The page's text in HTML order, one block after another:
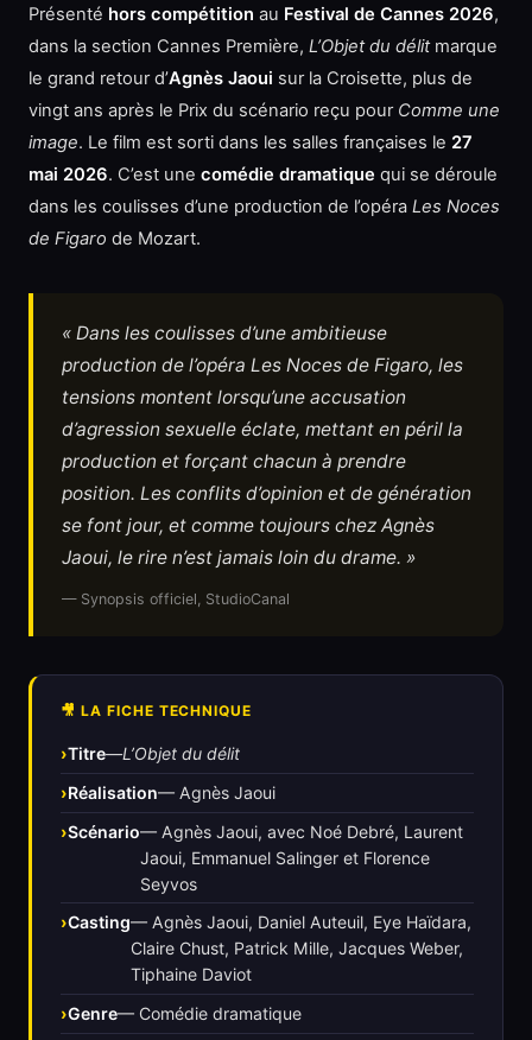
Présenté hors compétition au Festival de Cannes 2026,
dans la section Cannes Première, L’Objet du délitmarque
le grand retour d’Agnès Jaoui sur la Croisette, plus de
vingt ans après le Prix du scénario reçu pour Comme une
image. Le film est sorti dans les salles françaises le 27
mai 2026. C’est une comédie dramatique qui se déroule
dans les coulisses d’une production de l’opéra Les Noces
de Figaro de Mozart.
« Dans les coulisses d’une ambitieuse
production de l’opéra Les Noces de Figaro, les
tensions montent lorsqu’une accusation
d’agression sexuelle éclate, mettant en péril la
production et forçant chacun à prendre
position. Les conflits d’opinion et de génération
se font jour, et comme toujours chez Agnès
Jaoui, le rire n’est jamais loin du drame. »
— Synopsis officiel, StudioCanal
🎥 LA FICHE TECHNIQUE
Titre—L’Objet du délit
Réalisation— Agnès Jaoui
Scénario— Agnès Jaoui, avec Noé Debré, Laurent
Jaoui, Emmanuel Salinger et Florence
Seyvos
Casting— Agnès Jaoui, Daniel Auteuil, Eye Haïdara,
Claire Chust, Patrick Mille, Jacques Weber,
Tiphaine Daviot
Genre— Comédie dramatique